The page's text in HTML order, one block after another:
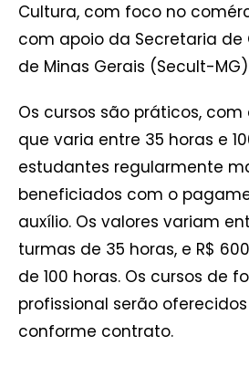
Cultura, com foco no
com apoio da Secretaria de
de Minas Gerais (Secult-
Os cursos são práticos,
que varia entre 35 horas e
estudantes regularmente
beneficiados com o
auxílio. Os valores variam
turmas de 35 horas, e R$
de 100 horas. Os cursos de
profissional serão
conforme contrato.